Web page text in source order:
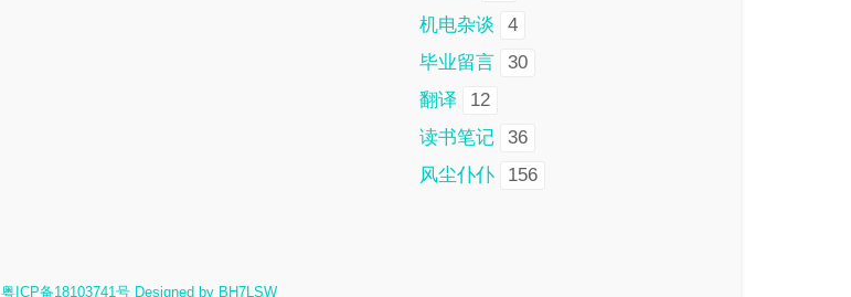
机电杂谈
4
毕业留言
30
翻译
12
读书笔记
36
风尘仆仆
156
粤ICP备18103741号 Designed by BH7LSW